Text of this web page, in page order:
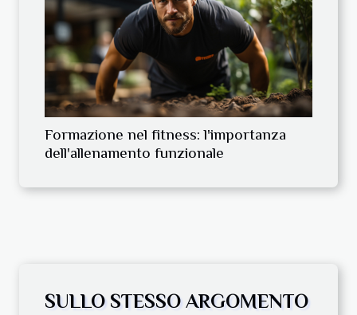
Formazione nel fitness: l'importanza
dell'allenamento funzionale
SULLO STESSO ARGOMENTO